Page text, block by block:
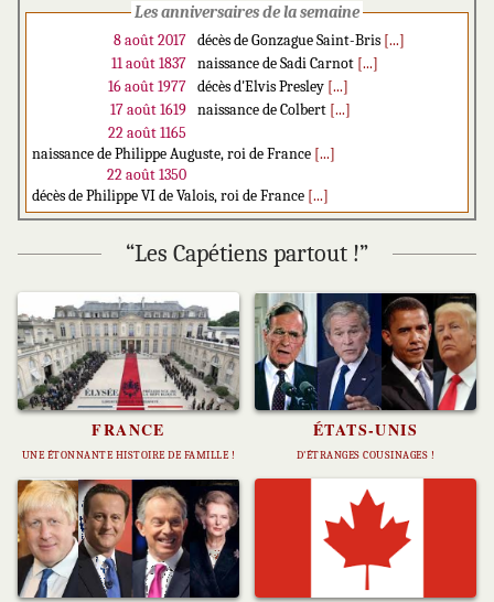
Les anniversaires de la semaine
8 août 2017 décès de Gonzague Saint-Bris [...]
11 août 1837 naissance de Sadi Carnot [...]
16 août 1977 décès d'Elvis Presley [...]
17 août 1619 naissance de Colbert [...]
22 août 1165
naissance de Philippe Auguste, roi de France [...]
22 août 1350
décès de Philippe VI de Valois, roi de France [...]
“Les Capétiens partout !”
FRANCE
UNE ÉTONNANTE HISTOIRE DE FAMILLE !
ÉTATS-UNIS
D'ÉTRANGES COUSINAGES !